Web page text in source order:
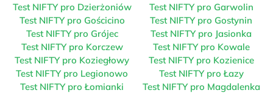
Test NIFTY pro Dzierżoniów
Test NIFTY pro Garwolin
Test NIFTY pro Gościcino
Test NIFTY pro Gostynin
Test NIFTY pro Grójec
Test NIFTY pro Jasionka
Test NIFTY pro Korczew
Test NIFTY pro Kowale
Test NIFTY pro Koziegłowy
Test NIFTY pro Kozienice
Test NIFTY pro Legionowo
Test NIFTY pro Łazy
Test NIFTY pro Łomianki
Test NIFTY pro Magdalenka